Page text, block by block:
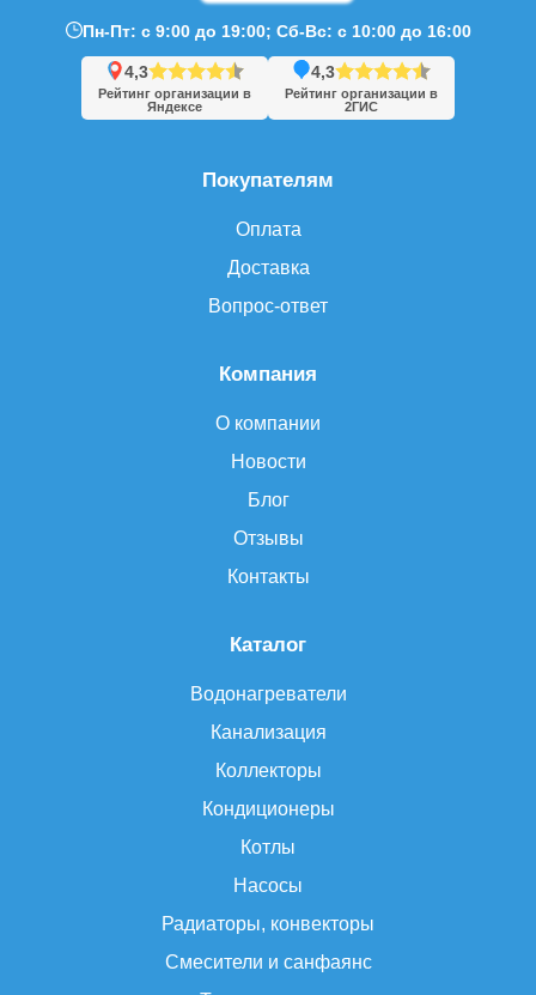
Каталог
Водонагреватели
Канализация
Коллекторы
Кондиционеры
Котлы
Насосы
Радиаторы, конвекторы
Смесители и санфаянс
Компания
О компании
Новости
Блог
Отзывы
Контакты
Покупателям
Оплата
Доставка
Вопрос-ответ
Пн-Пт: с 9:00 до 19:00; Сб-Вс: с 10:00 до 16:00
4,3
Рейтинг организации в
Яндексе
4,3
Рейтинг организации в
2ГИС